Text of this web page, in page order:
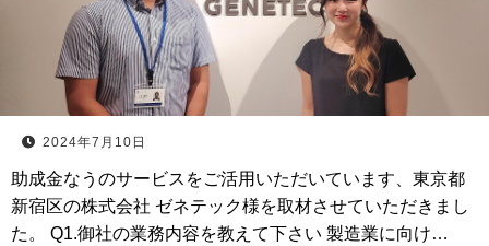
2024年7月10日
助成金なうのサービスをご活用いただいています、東京都
新宿区の株式会社 ゼネテック様を取材させていただきまし
た。 Q1.御社の業務内容を教えて下さい 製造業に向け…